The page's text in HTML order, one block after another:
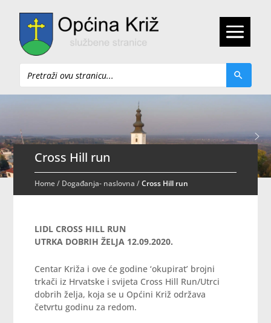
Pretraži
Cross Hill run
Home/ Događanja- naslovna /Cross Hill run
LIDL CROSS HILL RUN
UTRKA DOBRIH ŽELJA 12.09.2020.
Centar Križa i ove će godine ‘okupirat’ brojni
trkači iz Hrvatske i svijeta Cross Hill Run/Utrci
dobrih želja, koja se u Općini Križ održava
četvrtu godinu za redom.